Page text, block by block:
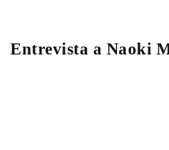
Entrevista a Naoki